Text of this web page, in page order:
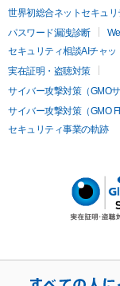
世界初総合ネットセキュリ
パスワード漏洩診断
セキュリティ相談AIチャッ
実在証明・盗聴対策
サイバー攻撃対策（GMO
サイバー攻撃対策（GMO
セキュリティ事業の軌跡